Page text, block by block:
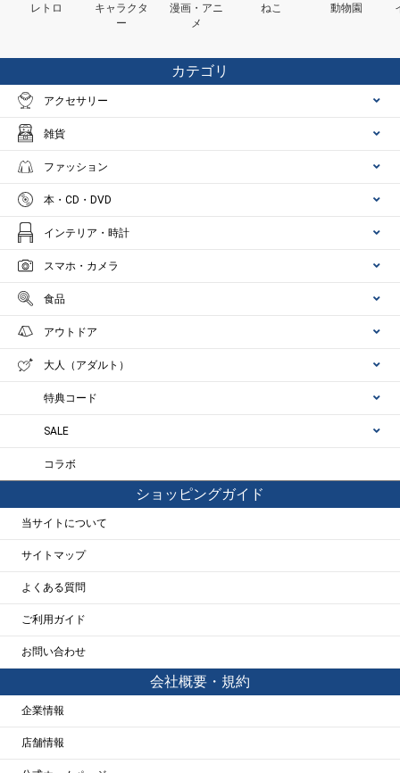
レトロ
キャラクタ
ー
漫画・アニ
メ
ねこ 動物園
カテゴリ
アクセサリー
雑貨
ファッション
本・CD・DVD
インテリア・時計
スマホ・カメラ
食品
アウトドア
大人（アダルト）
特典コード
SALE
コラボ
ショッピングガイド
当サイトについて
サイトマップ
よくある質問
ご利用ガイド
お問い合わせ
会社概要・規約
企業情報
店舗情報